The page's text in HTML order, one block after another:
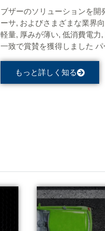
ブザーのソリューションを開
ーサ, およびさまざまな業界
軽量, 厚みが薄い, 低消費電力
一致で賞賛を獲得しました パ
もっと詳しく知る